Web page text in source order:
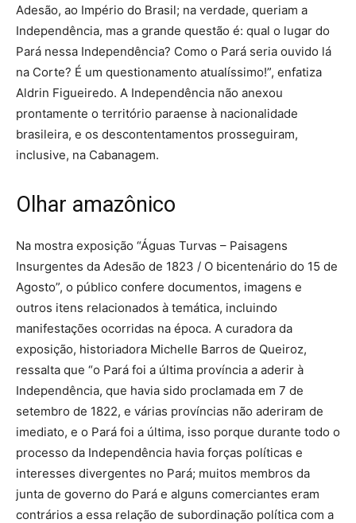
Adesão, ao Império do Brasil; na verdade, queriam a
Independência, mas a grande questão é: qual o lugar do
Pará nessa Independência? Como o Pará seria ouvido lá
na Corte? É um questionamento atualíssimo!”, enfatiza
Aldrin Figueiredo. A Independência não anexou
prontamente o território paraense à nacionalidade
brasileira, e os descontentamentos prosseguiram,
inclusive, na Cabanagem.
Olhar amazônico
Na mostra exposição “Águas Turvas – Paisagens
Insurgentes da Adesão de 1823 / O bicentenário do 15 de
Agosto”, o público confere documentos, imagens e
outros itens relacionados à temática, incluindo
manifestações ocorridas na época. A curadora da
exposição, historiadora Michelle Barros de Queiroz,
ressalta que “o Pará foi a última província a aderir à
Independência, que havia sido proclamada em 7 de
setembro de 1822, e várias províncias não aderiram de
imediato, e o Pará foi a última, isso porque durante todo o
processo da Independência havia forças políticas e
interesses divergentes no Pará; muitos membros da
junta de governo do Pará e alguns comerciantes eram
contrários a essa relação de subordinação política com a